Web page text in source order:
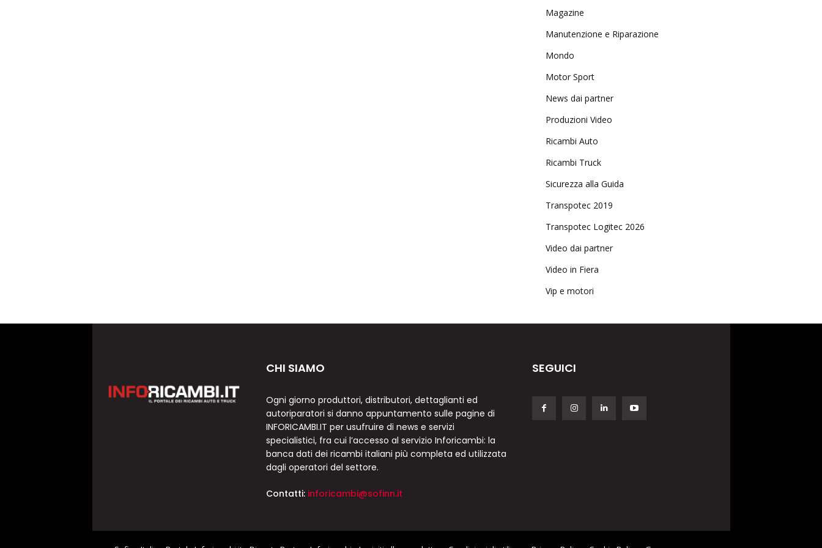
Magazine
Manutenzione e Riparazione
Mondo
Motor Sport
News dai partner
Produzioni Video
Ricambi Auto
Ricambi Truck
Sicurezza alla Guida
Transpotec 2019
Transpotec Logitec 2026
Video dai partner
Video in Fiera
Vip e motori
CHI SIAMO
Ogni giorno produttori, distributori, dettaglianti ed
autoriparatori si danno appuntamento sulle pagine di
INFORICAMBI.IT per usufruire di news e servizi
specialistici, fra cui l’accesso al servizio Inforicambi: la
banca dati dei ricambi italiani più completa ed utilizzata
dagli operatori del settore.
Contatti: inforicambi@sofinn.it
SEGUICI